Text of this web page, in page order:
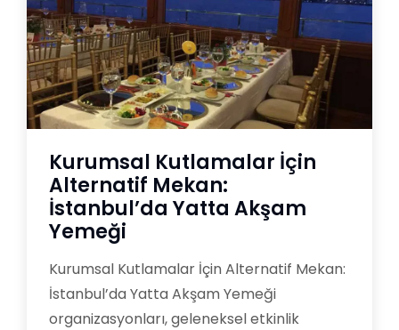
Kurumsal Kutlamalar İçin
Alternatif Mekan:
İstanbul’da Yatta Akşam
Yemeği
Kurumsal Kutlamalar İçin Alternatif Mekan:
İstanbul’da Yatta Akşam Yemeği
organizasyonları, geleneksel etkinlik